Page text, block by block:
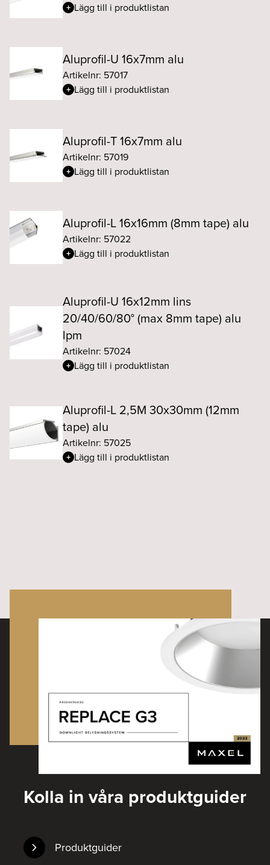
Lägg till i produktlistan
Aluprofil-U 16x7mm alu
Artikelnr: 57017
Lägg till i produktlistan
Aluprofil-T 16x7mm alu
Artikelnr: 57019
Lägg till i produktlistan
Aluprofil-L 16x16mm (8mm tape) alu
Artikelnr: 57022
Lägg till i produktlistan
Aluprofil-U 16x12mm lins
20/40/60/80° (max 8mm tape) alu
lpm
Artikelnr: 57024
Lägg till i produktlistan
Aluprofil-L 2,5M 30x30mm (12mm
tape) alu
Artikelnr: 57025
Lägg till i produktlistan
Kolla in våra produktguider
Produktguider